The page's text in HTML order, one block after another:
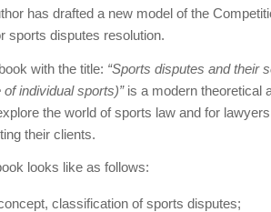
has drafted a new model of the
sports disputes resolution.
with the title: “Sports disputes and their
individual sports)” is a modern theoretical
the world of sports law and for
their clients.
looks like as follows:
classification of sports disputes;